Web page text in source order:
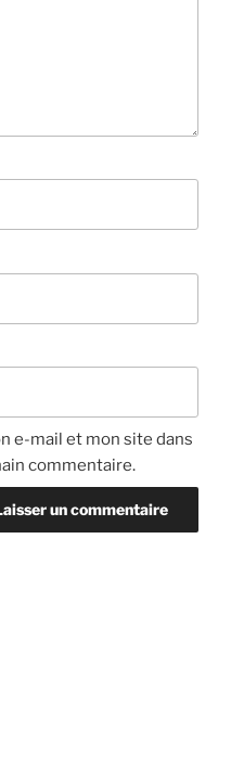
e-mail et mon site dans
commentaire.